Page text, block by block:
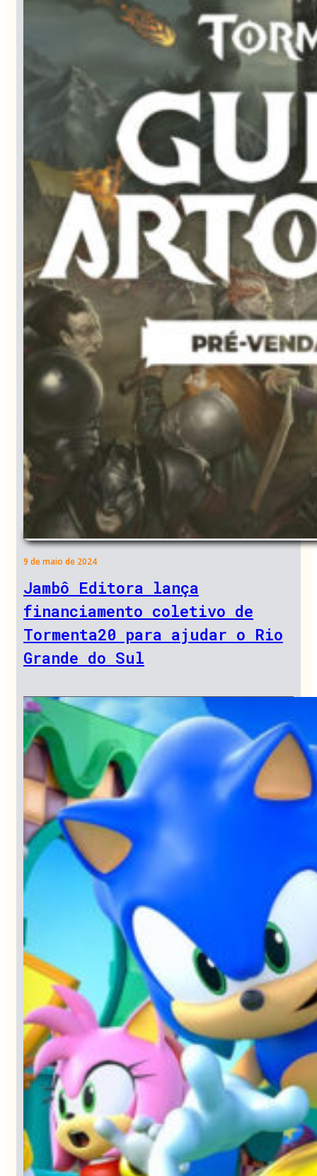
9 de maio de 2024
Jambô Editora lança
financiamento coletivo de
Tormenta20 para ajudar o Rio
Grande do Sul